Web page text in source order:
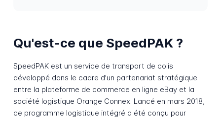
Qu'est-ce que SpeedPAK ?
SpeedPAK est un service de transport de colis
développé dans le cadre d'un partenariat stratégique
entre la plateforme de commerce en ligne eBay et la
société logistique Orange Connex. Lancé en mars 2018,
ce programme logistique intégré a été conçu pour